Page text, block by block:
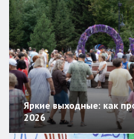
Яркие выходные: как
2026